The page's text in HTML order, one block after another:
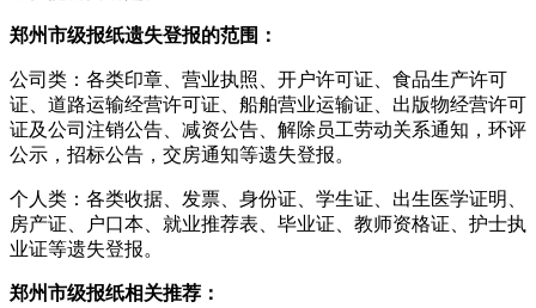
郑州市级报纸遗失登报的范围：
公司类：各类印章、营业执照、开户许可证、食品生产许可
证、道路运输经营许可证、船舶营业运输证、出版物经营许可
证及公司注销公告、减资公告、解除员工劳动关系通知，环评
公示，招标公告，交房通知等遗失登报。
个人类：各类收据、发票、身份证、学生证、出生医学证明、
房产证、户口本、就业推荐表、毕业证、教师资格证、护士执
业证等遗失登报。
郑州市级报纸相关推荐：